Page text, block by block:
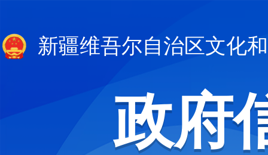
新疆维吾尔自治区文化
政府